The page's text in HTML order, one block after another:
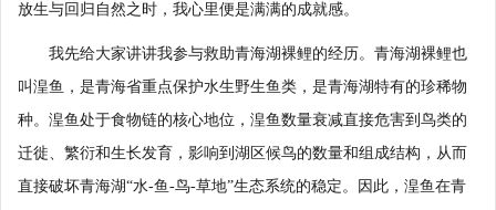
放生与回归自然之时，我心里便是满满的成就感。
我先给大家讲讲我参与救助青海湖裸鲤的经历。青海湖裸鲤也
叫湟鱼，是青海省重点保护水生野生鱼类，是青海湖特有的珍稀物
种。湟鱼处于食物链的核心地位，湟鱼数量衰减直接危害到鸟类的
迁徙、繁衍和生长发育，影响到湖区候鸟的数量和组成结构，从而
直接破坏青海湖“水-鱼-鸟-草地”生态系统的稳定。因此，湟鱼在青